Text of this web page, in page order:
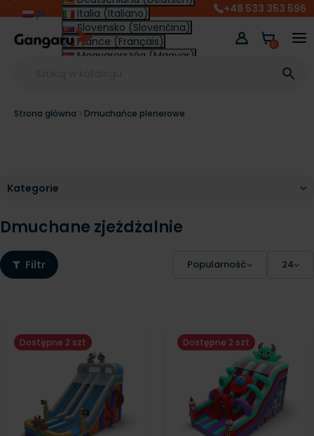
pl
Italia (Italiano)
Slovensko (Slovenčina)
France (Français)
Magyarország (Magyar)
+48 533 353 596

0
Strona główna Dmuchańce plenerowe
Dmuchane zjeżdżalnie
Filtr Popularność 24
Dostępne 2 szt Dostępne 2 szt